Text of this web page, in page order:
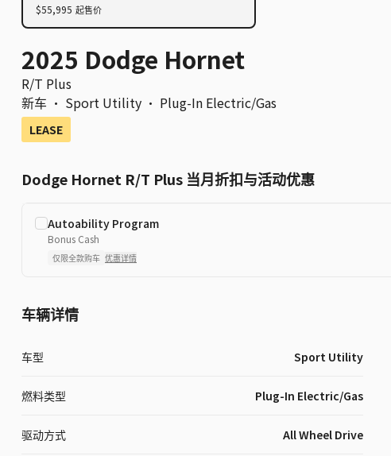
$55,995 起售价
2025 Dodge Hornet
R/T Plus
新车 · Sport Utility · Plug-In Electric/Gas
LEASE
Dodge Hornet R/T Plus 当月折扣与活动优惠
Autoability Program
Bonus Cash
仅限全款购车 优惠详情
车辆详情
车型 Sport Utility
燃料类型 Plug-In Electric/Gas
驱动方式 All Wheel Drive